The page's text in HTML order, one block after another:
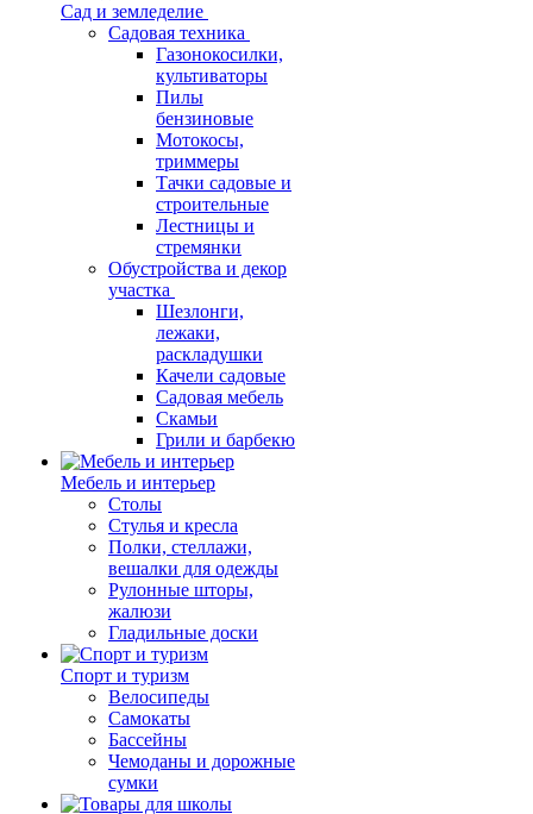
Сад и земледелие
Садовая техника
Газонокосилки,
культиваторы
Пилы
бензиновые
Мотокосы,
триммеры
Тачки садовые и
строительные
Лестницы и
стремянки
Обустройства и декор
участка
Шезлонги,
лежаки,
раскладушки
Качели садовые
Садовая мебель
Скамьи
Грили и барбекю
Мебель и интерьер
Столы
Стулья и кресла
Полки, стеллажи,
вешалки для одежды
Рулонные шторы,
жалюзи
Гладильные доски
Спорт и туризм
Велосипеды
Самокаты
Бассейны
Чемоданы и дорожные
сумки